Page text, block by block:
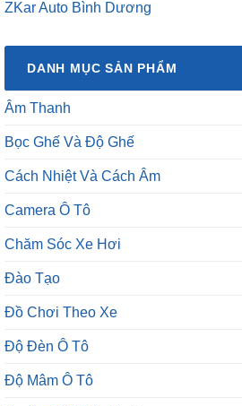
ZKar Auto Bình Dương
DANH MỤC SẢN PHẨM
Âm Thanh
Bọc Ghế Và Độ Ghế
Cách Nhiệt Và Cách Âm
Camera Ô Tô
Chăm Sóc Xe Hơi
Đào Tạo
Đồ Chơi Theo Xe
Độ Đèn Ô Tô
Độ Mâm Ô Tô